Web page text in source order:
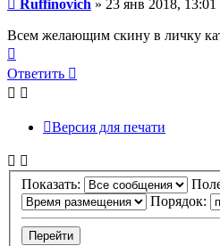
Ruffinovich » 23 янв 2018, 13:01
Всем желающим скину в личку
к
началу
Ответить
Версия для печати
Показать:
Порядок: